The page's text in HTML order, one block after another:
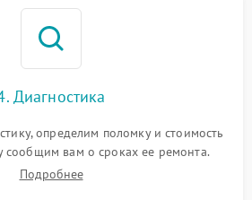
Диагностика
определим поломку и стоимость
сообщим вам о сроках ее ремонта.
Подробнее